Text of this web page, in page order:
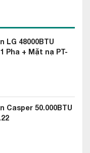
Mitsubishi Heavy 2
động điều khiển cánh
LG 48000BTU
Pha + Mặt nạ PT-
Casper 50.000BTU